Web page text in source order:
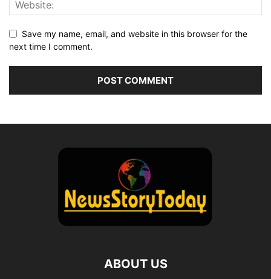
Save my name, email, and website in this browser for the
next time I comment.
ABOUT US